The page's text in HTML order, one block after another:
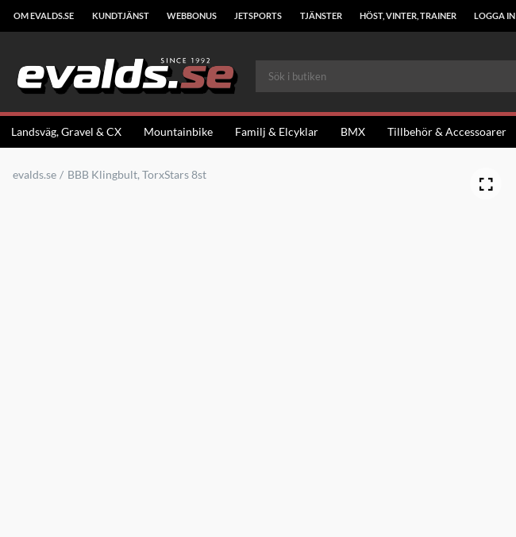
OM EVALDS.SE KUNDTJÄNST WEBBONUS JETSPORTS TJÄNSTER HÖST, VINTER, TRAINER LOGGA IN
Landsväg, Gravel & CX Mountainbike Familj & Elcyklar BMX Tillbehör & Accessoarer
evalds.se BBB Klingbult, TorxStars 8st